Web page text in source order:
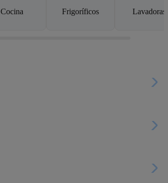
Cocina Frigoríficos Lavadoras